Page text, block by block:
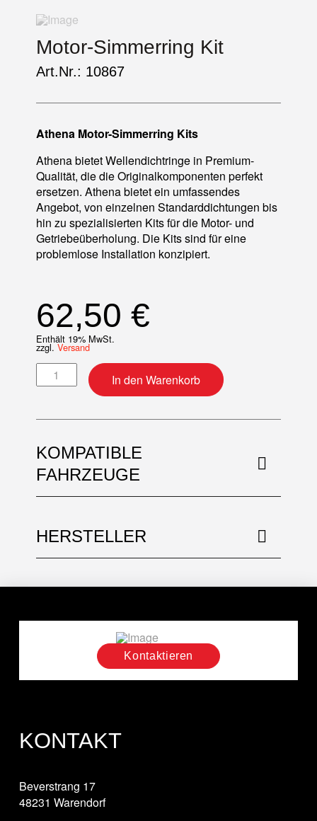
Motor-Simmerring Kit
Art.Nr.: 10867
Athena Motor-Simmerring Kits
Athena bietet Wellendichtringe in Premium-
Qualität, die die Originalkomponenten perfekt
ersetzen. Athena bietet ein umfassendes
Angebot, von einzelnen Standarddichtungen bis
hin zu spezialisierten Kits für die Motor- und
Getriebeüberholung. Die Kits sind für eine
problemlose Installation konzipiert.
62,50 €
Enthält 19% MwSt.
zzgl. Versand
Motor-Simmerring Kit Menge
In den Warenkorb
KOMPATIBLE
FAHRZEUGE
HERSTELLER
Kontaktieren
KONTAKT
Beverstrang 17
48231 Warendorf